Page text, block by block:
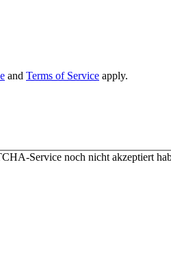
and Terms of Service apply.
Service noch nicht akzeptiert